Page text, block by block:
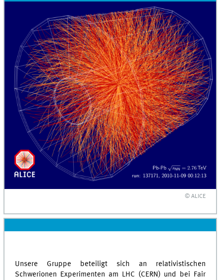
© ALICE
Unsere Gruppe beteiligt sich an relativistischen
Schwerionen Experimenten am LHC (CERN) und bei Fair